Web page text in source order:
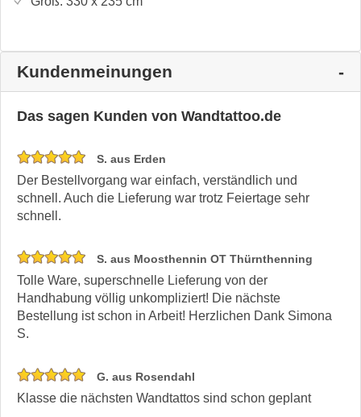
Kundenmeinungen
Das sagen Kunden von Wandtattoo.de
S. aus Erden
Der Bestellvorgang war einfach, verständlich und
schnell. Auch die Lieferung war trotz Feiertage sehr
schnell.
S. aus Moosthennin OT Thürnthenning
Tolle Ware, superschnelle Lieferung von der
Handhabung völlig unkompliziert! Die nächste
Bestellung ist schon in Arbeit! Herzlichen Dank Simona
S.
G. aus Rosendahl
Klasse die nächsten Wandtattos sind schon geplant